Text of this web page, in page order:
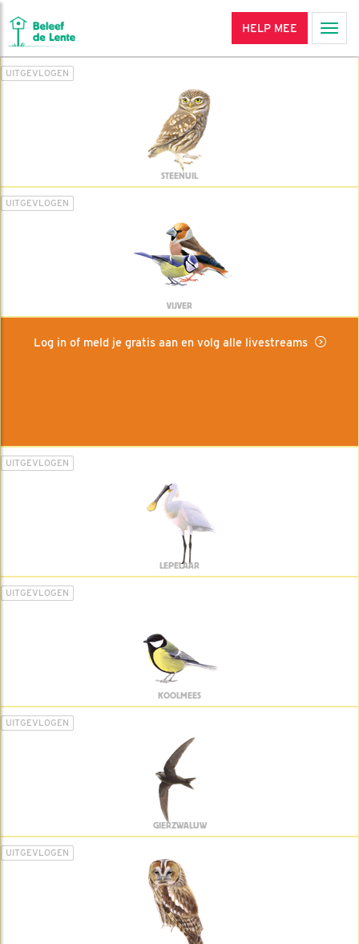
HELP MEE
UITGEVLOGEN
STEENUIL
UITGEVLOGEN
VIJVER
Log in of meld je gratis aan en volg alle livestreams
UITGEVLOGEN
LEPELAAR
UITGEVLOGEN
KOOLMEES
UITGEVLOGEN
GIERZWALUW
UITGEVLOGEN